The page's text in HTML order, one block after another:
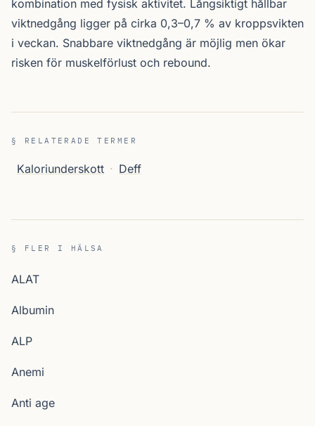
kombination med fysisk aktivitet. Långsiktigt hållbar
viktnedgång ligger på cirka 0,3–0,7 % av kroppsvikten
i veckan. Snabbare viktnedgång är möjlig men ökar
risken för muskelförlust och rebound.
§ RELATERADE TERMER
Kaloriunderskott · Deff
§ FLER I HÄLSA
ALAT
Albumin
ALP
Anemi
Anti age